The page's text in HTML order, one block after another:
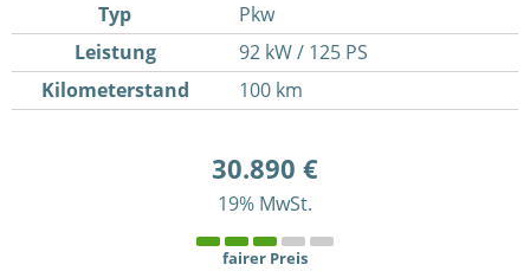
Typ
Pkw
Leistung
92 kW / 125 PS
Kilometerstand
100 km
30.890 €
19% MwSt.
fairer Preis